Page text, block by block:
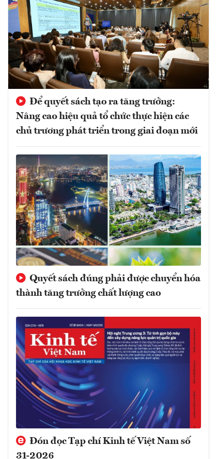
Để quyết sách tạo ra tăng trưởng:
Nâng cao hiệu quả tổ chức thực hiện các
chủ trương phát triển trong giai đoạn mới
Quyết sách đúng phải được chuyển hóa
thành tăng trưởng chất lượng cao
Đón đọc Tạp chí Kinh tế Việt Nam số
31-2026